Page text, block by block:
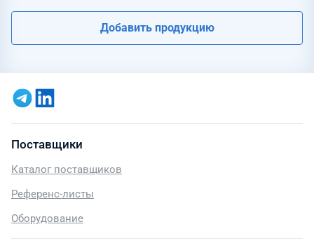
Добавить продукцию
Поставщики
Каталог поставщиков
Референс-листы
Оборудование